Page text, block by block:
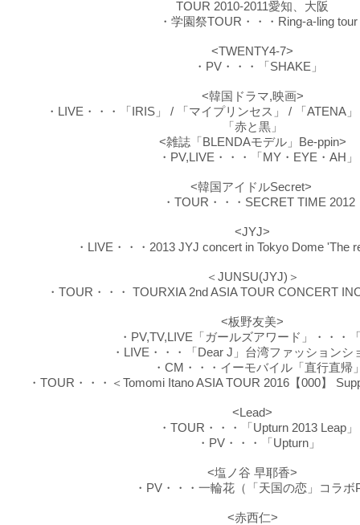
TOUR 2010-2011愛知、大阪
・学園祭TOUR・・・Ring-a-ling tour
<TWENTY4-7>
・PV・・・「SHAKE」
<韓国ドラマ,映画>
・LIVE・・・「IRIS」 / 「マイプリンセス」 / 「ATENA
「赤と黒」
<雑誌「BLENDAモデル」Be-ppin>
・PV,LIVE・・・「MY・EYE・AH」
<韓国アイドルSecret>
・TOUR・・・SECRET TIME 2012
<JYJ>
・LIVE・・・2013 JYJ concert in Tokyo Dome 'The
＜JUNSU(JYJ)＞
・TOUR・・・ TOURXIA 2nd ASIA TOUR CONCERT
<板野友美>
・PV,TV,LIVE「ガールズアワード」・・・
・LIVE・・・「Dear J」台湾ファッションシ
・CM・・・イーモバイル「直行直帰
・TOUR・・・​＜Tomomi Itano ASIA TOUR 2016【000】
<Lead>
・TOUR・・・「Upturn 2013 Leap」
・PV・・・「Upturn」
<塩ノ谷 早耶香>
・PV・・・一輪花（「天国の恋」コラボ
<赤西仁>